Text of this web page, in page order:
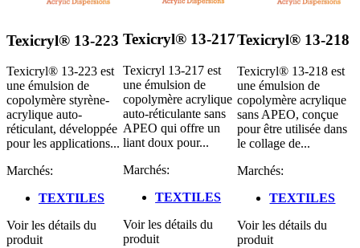
Texicryl® 13-223
Texicryl® 13-223 est
une émulsion de
copolymère styrène-
acrylique auto-
réticulant, développée
pour les applications...
Marchés:
TEXTILES
Voir les détails du
produit
Texicryl® 13-217
Texicryl 13-217 est
une émulsion de
copolymère acrylique
auto-réticulante sans
APEO qui offre un
liant doux pour...
Marchés:
TEXTILES
Voir les détails du
produit
Texicryl® 13-218
Texicryl® 13-218 est
une émulsion de
copolymère acrylique
sans APEO, conçue
pour être utilisée dans
le collage de...
Marchés:
TEXTILES
Voir les détails du
produit